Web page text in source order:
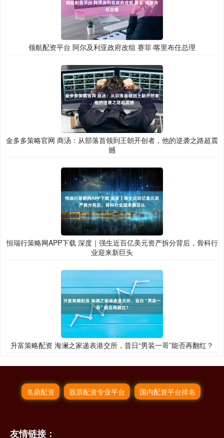
领航配资平台 阿尔及利亚政府改组 赛菲·喀里布任总理
金多多策略官网 商汤：从部落首领到王朝开创者，他的逆袭之路超震
撼
恒瑞行策略网APP下载 深度｜强生近百亿美元资产拆分背后，骨科行
业迎来新巨头
升富策略配资 海澜之家递表港交所，昔日“男装一哥”能否再翻红？
名鼎配资 股票配资专业平台 国内配资平台排名
友情链接：